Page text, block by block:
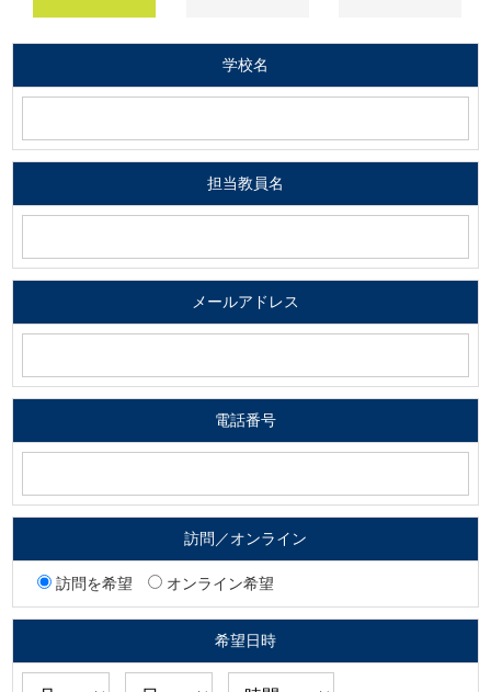
学校名
担当教員名
メールアドレス
電話番号
訪問／オンライン
訪問を希望 オンライン希望
希望日時